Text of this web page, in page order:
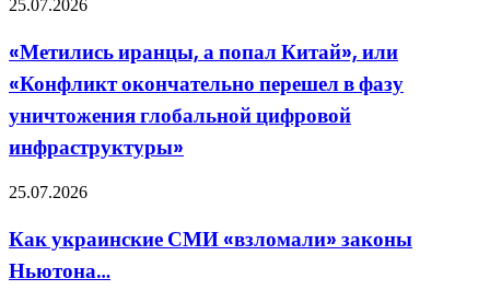
неприемлемый
попал
Китай»,
«Конфликт
окончательно
перешел
фазу
глобальной
цифровой
инфраструктуры»
25.07.2026
«Метились иранцы, а попал Китай», или
«Конфликт окончательно перешел в фазу
уничтожения глобальной цифровой
инфраструктуры»
Как
СМИ
«взломали»
законы
25.07.2026
Как украинские СМИ «взломали» законы
Ньютона…